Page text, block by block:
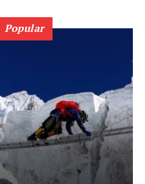
Popular